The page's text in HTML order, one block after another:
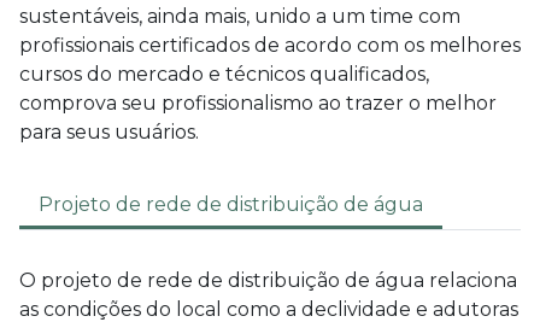
sustentáveis, ainda mais, unido a um time com
profissionais certificados de acordo com os melhores
cursos do mercado e técnicos qualificados,
comprova seu profissionalismo ao trazer o melhor
para seus usuários.
Projeto de rede de distribuição de água
O projeto de rede de distribuição de água relaciona
as condições do local como a declividade e adutoras